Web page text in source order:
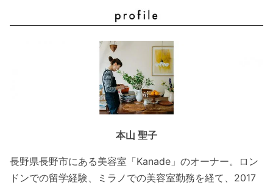
本山 聖子
長野県長野市にある美容室「Kanade」のオーナー。ロン
ドンでの留学経験、ミラノでの美容室勤務を経て、2017